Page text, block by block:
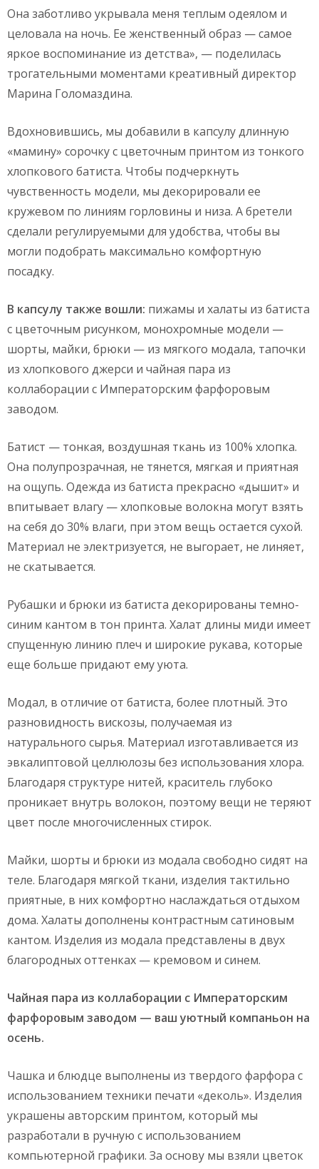
Она заботливо укрывала меня теплым одеялом и
целовала на ночь. Ее женственный образ — самое
яркое воспоминание из детства», — поделилась
трогательными моментами креативный директор
Марина Голомаздина.
Вдохновившись, мы добавили в капсулу длинную
«мамину» сорочку с цветочным принтом из тонкого
хлопкового батиста. Чтобы подчеркнуть
чувственность модели, мы декорировали ее
кружевом по линиям горловины и низа. А бретели
сделали регулируемыми для удобства, чтобы вы
могли подобрать максимально комфортную
посадку.
В капсулу также вошли: пижамы и халаты из батиста
с цветочным рисунком, монохромные модели —
шорты, майки, брюки — из мягкого модала, тапочки
из хлопкового джерси и чайная пара из
коллаборации с Императорским фарфоровым
заводом.
Батист — тонкая, воздушная ткань из 100% хлопка.
Она полупрозрачная, не тянется, мягкая и приятная
на ощупь. Одежда из батиста прекрасно «дышит» и
впитывает влагу — хлопковые волокна могут взять
на себя до 30% влаги, при этом вещь остается сухой.
Материал не электризуется, не выгорает, не линяет,
не скатывается.
Рубашки и брюки из батиста декорированы темно-
синим кантом в тон принта. Халат длины миди имеет
спущенную линию плеч и широкие рукава, которые
еще больше придают ему уюта.
Модал, в отличие от батиста, более плотный. Это
разновидность вискозы, получаемая из
натурального сырья. Материал изготавливается из
эвкалиптовой целлюлозы без использования хлора.
Благодаря структуре нитей, краситель глубоко
проникает внутрь волокон, поэтому вещи не теряют
цвет после многочисленных стирок.
Майки, шорты и брюки из модала свободно сидят на
теле. Благодаря мягкой ткани, изделия тактильно
приятные, в них комфортно наслаждаться отдыхом
дома. Халаты дополнены контрастным сатиновым
кантом. Изделия из модала представлены в двух
благородных оттенках — кремовом и синем.
Чайная пара из коллаборации с Императорским
фарфоровым заводом — ваш уютный компаньон на
осень.
Чашка и блюдце выполнены из твердого фарфора с
использованием техники печати «деколь». Изделия
украшены авторским принтом, который мы
разработали в ручную с использованием
компьютерной графики. За основу мы взяли цветок